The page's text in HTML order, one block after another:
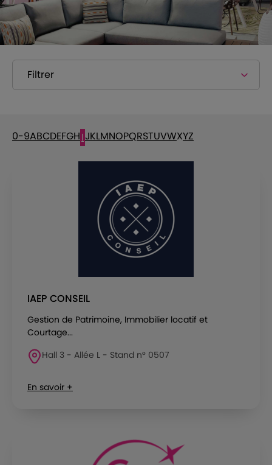
Filtrer
0-9ABCDEFGHIJKLMNOPQRSTUVWXYZ
IAEP CONSEIL
Gestion de Patrimoine, Immobilier locatif et
Courtage...
Hall 3 - Allée L - Stand n° 0507
En savoir +